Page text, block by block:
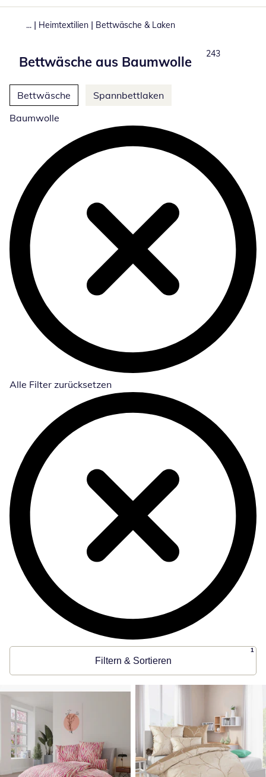
... | Heimtextilien | Bettwäsche & Laken
Bettwäsche aus Baumwolle
Produkte
243
Weitere Kategorien überspringen
Bettwäsche
Spannbettlaken
Baumwolle
Alle Filter zurücksetzen
Filtern & Sortieren
1